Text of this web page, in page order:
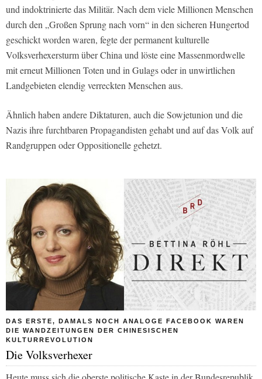
und indoktrinierte das Militär. Nach dem viele Millionen Menschen
durch den „Großen Sprung nach vorn“ in den sicheren Hungertod
geschickt worden waren, fegte der permanent kulturelle
Volksverhexersturm über China und löste eine Massenmordwelle
mit erneut Millionen Toten und in Gulags oder in unwirtlichen
Landgebieten elendig verreckten Menschen aus.
Ähnlich haben andere Diktaturen, auch die Sowjetunion und die
Nazis ihre furchtbaren Propagandisten gehabt und auf das Volk auf
Randgruppen oder Oppositionelle gehetzt.
DAS ERSTE, DAMALS NOCH ANALOGE FACEBOOK WAREN
DIE WANDZEITUNGEN DER CHINESISCHEN
KULTURREVOLUTION
Die Volksverhexer